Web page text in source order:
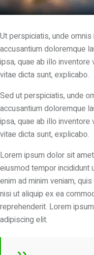
Ut perspiciatis, unde
accusantium doloremque
ipsa, quae ab illo
vitae dicta sunt, explicabo.
Sed ut perspiciatis, unde
accusantium doloremque
ipsa, quae ab illo
vitae dicta sunt, explicabo.
Lorem ipsum dolor sit
eiusmod tempor incididunt
enim ad minim veniam,
nisi ut aliquip ex ea
reprehenderit. Lorem
adipiscing elit.